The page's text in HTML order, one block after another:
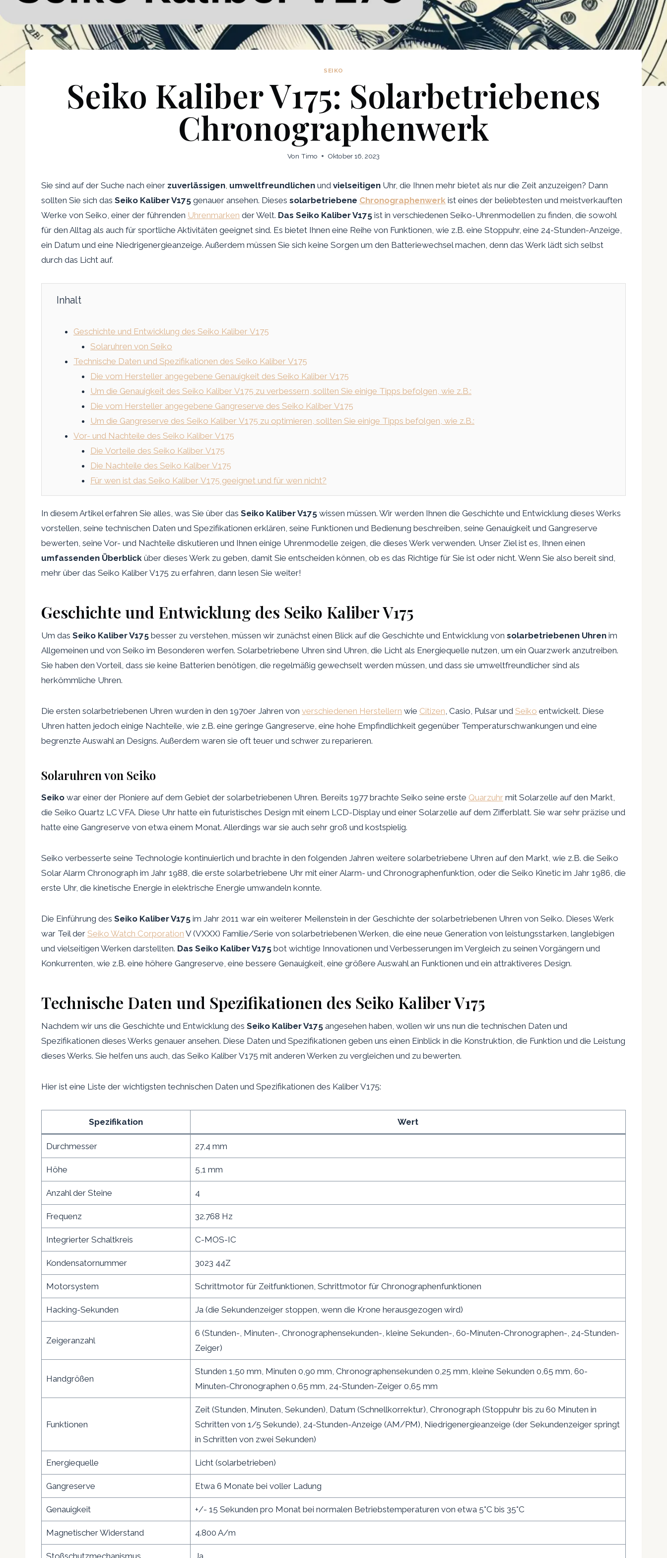
SEIKO
Seiko Kaliber V175: Solarbetriebenes
Chronographenwerk
Von Timo Oktober 16, 2023
Sie sind auf der Suche nach einer zuverlässigen, umweltfreundlichen und vielseitigen Uhr, die Ihnen mehr bietet als nur die Zeit anzuzeigen? Dann
sollten Sie sich das Seiko Kaliber V175 genauer ansehen. Dieses solarbetriebene Chronographenwerk ist eines der beliebtesten und meistverkauften
Werke von Seiko, einer der führenden Uhrenmarken der Welt. Das Seiko Kaliber V175 ist in verschiedenen Seiko-Uhrenmodellen zu finden, die sowohl
für den Alltag als auch für sportliche Aktivitäten geeignet sind. Es bietet Ihnen eine Reihe von Funktionen, wie z.B. eine Stoppuhr, eine 24-Stunden-Anzeige,
ein Datum und eine Niedrigenergieanzeige. Außerdem müssen Sie sich keine Sorgen um den Batteriewechsel machen, denn das Werk lädt sich selbst
durch das Licht auf.
Inhalt
Geschichte und Entwicklung des Seiko Kaliber V175
Solaruhren von Seiko
Technische Daten und Spezifikationen des Seiko Kaliber V175
Die vom Hersteller angegebene Genauigkeit des Seiko Kaliber V175
Um die Genauigkeit des Seiko Kaliber V175 zu verbessern, sollten Sie einige Tipps befolgen, wie z.B.:
Die vom Hersteller angegebene Gangreserve des Seiko Kaliber V175
Um die Gangreserve des Seiko Kaliber V175 zu optimieren, sollten Sie einige Tipps befolgen, wie z.B.:
Vor- und Nachteile des Seiko Kaliber V175
Die Vorteile des Seiko Kaliber V175
Die Nachteile des Seiko Kaliber V175
Für wen ist das Seiko Kaliber V175 geeignet und für wen nicht?
In diesem Artikel erfahren Sie alles, was Sie über das Seiko Kaliber V175 wissen müssen. Wir werden Ihnen die Geschichte und Entwicklung dieses Werks
vorstellen, seine technischen Daten und Spezifikationen erklären, seine Funktionen und Bedienung beschreiben, seine Genauigkeit und Gangreserve
bewerten, seine Vor- und Nachteile diskutieren und Ihnen einige Uhrenmodelle zeigen, die dieses Werk verwenden. Unser Ziel ist es, Ihnen einen
umfassenden Überblick über dieses Werk zu geben, damit Sie entscheiden können, ob es das Richtige für Sie ist oder nicht. Wenn Sie also bereit sind,
mehr über das Seiko Kaliber V175 zu erfahren, dann lesen Sie weiter!
Geschichte und Entwicklung des Seiko Kaliber V175
Um das Seiko Kaliber V175 besser zu verstehen, müssen wir zunächst einen Blick auf die Geschichte und Entwicklung von solarbetriebenen Uhren im
Allgemeinen und von Seiko im Besonderen werfen. Solarbetriebene Uhren sind Uhren, die Licht als Energiequelle nutzen, um ein Quarzwerk anzutreiben.
Sie haben den Vorteil, dass sie keine Batterien benötigen, die regelmäßig gewechselt werden müssen, und dass sie umweltfreundlicher sind als
herkömmliche Uhren.
Die ersten solarbetriebenen Uhren wurden in den 1970er Jahren von verschiedenen Herstellern wie Citizen, Casio, Pulsar und Seiko entwickelt. Diese
Uhren hatten jedoch einige Nachteile, wie z.B. eine geringe Gangreserve, eine hohe Empfindlichkeit gegenüber Temperaturschwankungen und eine
begrenzte Auswahl an Designs. Außerdem waren sie oft teuer und schwer zu reparieren.
Solaruhren von Seiko
Seiko war einer der Pioniere auf dem Gebiet der solarbetriebenen Uhren. Bereits 1977 brachte Seiko seine erste Quarzuhr mit Solarzelle auf den Markt,
die Seiko Quartz LC VFA. Diese Uhr hatte ein futuristisches Design mit einem LCD-Display und einer Solarzelle auf dem Zifferblatt. Sie war sehr präzise und
hatte eine Gangreserve von etwa einem Monat. Allerdings war sie auch sehr groß und kostspielig.
Seiko verbesserte seine Technologie kontinuierlich und brachte in den folgenden Jahren weitere solarbetriebene Uhren auf den Markt, wie z.B. die Seiko
Solar Alarm Chronograph im Jahr 1988, die erste solarbetriebene Uhr mit einer Alarm- und Chronographenfunktion, oder die Seiko Kinetic im Jahr 1986, die
erste Uhr, die kinetische Energie in elektrische Energie umwandeln konnte.
Die Einführung des Seiko Kaliber V175 im Jahr 2011 war ein weiterer Meilenstein in der Geschichte der solarbetriebenen Uhren von Seiko. Dieses Werk
war Teil der Seiko Watch Corporation V (VXXX) Familie/Serie von solarbetriebenen Werken, die eine neue Generation von leistungsstarken, langlebigen
und vielseitigen Werken darstellten. Das Seiko Kaliber V175 bot wichtige Innovationen und Verbesserungen im Vergleich zu seinen Vorgängern und
Konkurrenten, wie z.B. eine höhere Gangreserve, eine bessere Genauigkeit, eine größere Auswahl an Funktionen und ein attraktiveres Design.
Technische Daten und Spezifikationen des Seiko Kaliber V175
Nachdem wir uns die Geschichte und Entwicklung des Seiko Kaliber V175 angesehen haben, wollen wir uns nun die technischen Daten und
Spezifikationen dieses Werks genauer ansehen. Diese Daten und Spezifikationen geben uns einen Einblick in die Konstruktion, die Funktion und die Leistung
dieses Werks. Sie helfen uns auch, das Seiko Kaliber V175 mit anderen Werken zu vergleichen und zu bewerten.
Hier ist eine Liste der wichtigsten technischen Daten und Spezifikationen des Kaliber V175:
Spezifikation Wert
Durchmesser 27,4 mm
Höhe 5,1 mm
Anzahl der Steine 4
Frequenz 32.768 Hz
Integrierter Schaltkreis C-MOS-IC
Kondensatornummer 3023 44Z
Motorsystem Schrittmotor für Zeitfunktionen, Schrittmotor für Chronographenfunktionen
Hacking-Sekunden Ja (die Sekundenzeiger stoppen, wenn die Krone herausgezogen wird)
Zeigeranzahl
6 (Stunden-, Minuten-, Chronographensekunden-, kleine Sekunden-, 60-Minuten-Chronographen-, 24-Stunden-
Zeiger)
Handgrößen
Stunden 1,50 mm, Minuten 0,90 mm, Chronographensekunden 0,25 mm, kleine Sekunden 0,65 mm, 60-
Minuten-Chronographen 0,65 mm, 24-Stunden-Zeiger 0,65 mm
Funktionen
Zeit (Stunden, Minuten, Sekunden), Datum (Schnellkorrektur), Chronograph (Stoppuhr bis zu 60 Minuten in
Schritten von 1/5 Sekunde), 24-Stunden-Anzeige (AM/PM), Niedrigenergieanzeige (der Sekundenzeiger springt
in Schritten von zwei Sekunden)
Energiequelle Licht (solarbetrieben)
Gangreserve Etwa 6 Monate bei voller Ladung
Genauigkeit +/- 15 Sekunden pro Monat bei normalen Betriebstemperaturen von etwa 5°C bis 35°C
Magnetischer Widerstand 4.800 A/m